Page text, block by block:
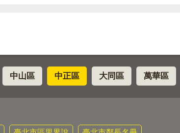
中山區 中正區 大同區 萬華區